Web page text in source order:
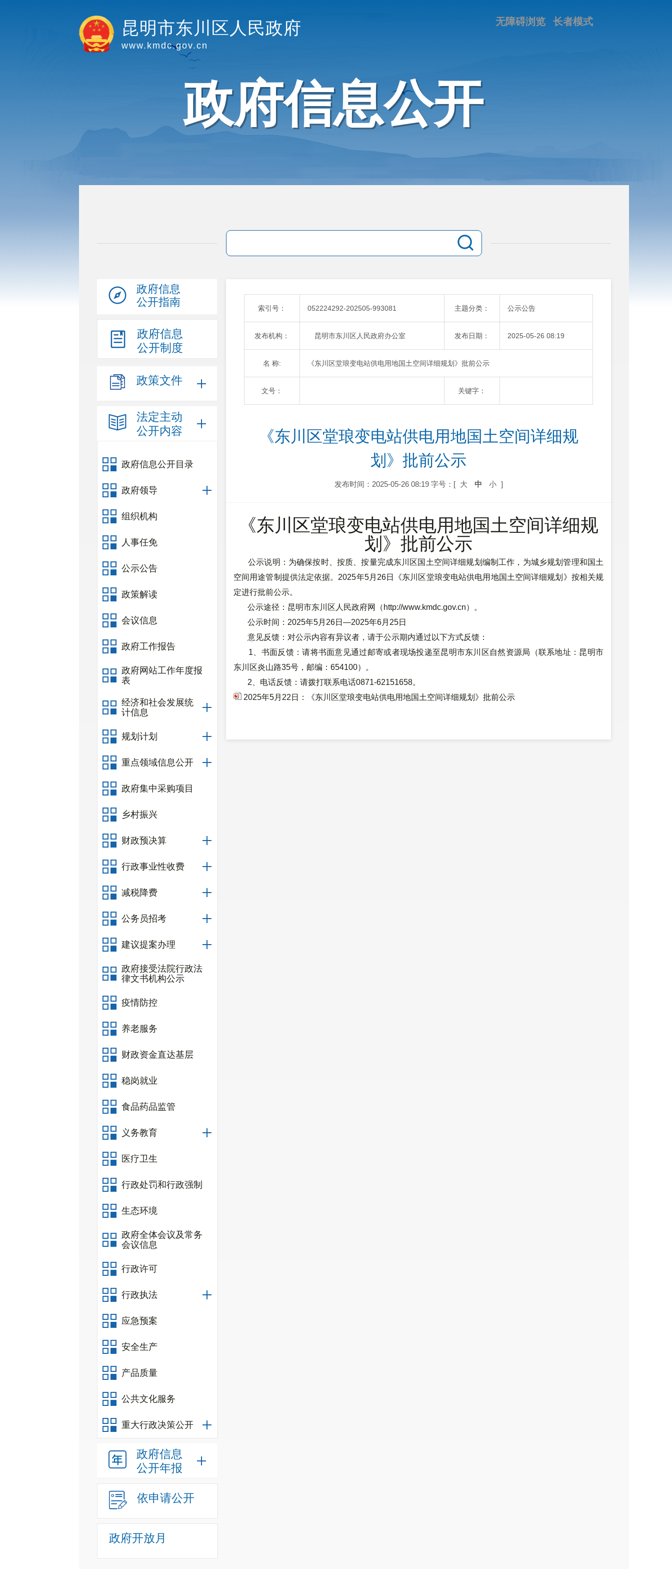
长者模式
无障碍浏览
昆明市东川区人民政府
www.kmdc.gov.cn
政府信息公开
政府信息
公开指南
政府信息
公开制度
政策文件
法定主动
公开内容
政府信息公开目录
政府领导
组织机构
人事任免
公示公告
政策解读
会议信息
政府工作报告
政府网站工作年度报
表
经济和社会发展统
计信息
规划计划
重点领域信息公开
政府集中采购项目
乡村振兴
财政预决算
行政事业性收费
减税降费
公务员招考
建议提案办理
政府接受法院行政法
律文书机构公示
疫情防控
养老服务
财政资金直达基层
稳岗就业
食品药品监管
义务教育
医疗卫生
行政处罚和行政强制
生态环境
政府全体会议及常务
会议信息
行政许可
行政执法
应急预案
安全生产
产品质量
公共文化服务
重大行政决策公开
政府信息
公开年报
依申请公开
政府开放月
索引号： 052224292-202505-993081 主题分类： 公示公告
发布机构： 昆明市东川区人民政府办公室 发布日期： 2025-05-26 08:19
名 称: 《东川区堂琅变电站供电用地国土空间详细规划》批前公示
文号： 关键字：
《东川区堂琅变电站供电用地国土空间详细规
划》批前公示
发布时间：2025-05-26 08:19 字号：[ 大 中 小 ]
《东川区堂琅变电站供电用地国土空间详细规
划》批前公示
公示说明：为确保按时、按质、按量完成东川区国土空间详细规划编制工作，为城乡规划管理和国土
空间用途管制提供法定依据。2025年5月26日《东川区堂琅变电站供电用地国土空间详细规划》按相关规
定进行批前公示。
公示途径：昆明市东川区人民政府网（ http://www.kmdc.gov.cn）。
公示时间：2025年5月26日—2025年6月25日
意见反馈： 对公示内容有异议者，请于公示期内通过以下方式反馈：
1、书面反馈：请将书面意见通过邮寄或者现场投递至昆明市东川区自然资源局（联系地址：昆明市
东川区炎山路35号，邮编：654100）。
2、电话反馈：请拨打联系电话0871-62151658。
2025年5月22日：《东川区堂琅变电站供电用地国土空间详细规划》批前公示